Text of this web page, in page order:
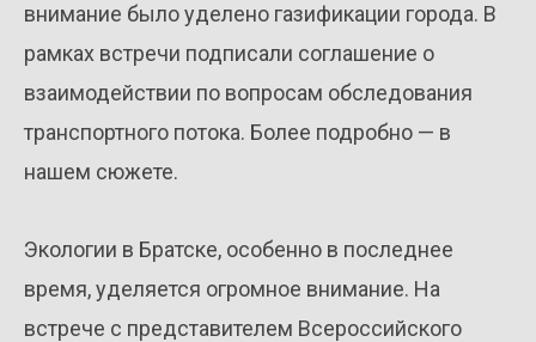
внимание было уделено газификации города. В
рамках встречи подписали соглашение о
взаимодействии по вопросам обследования
транспортного потока. Более подробно — в
нашем сюжете.
Экологии в Братске, особенно в последнее
время, уделяется огромное внимание. На
встрече с представителем Всероссийского